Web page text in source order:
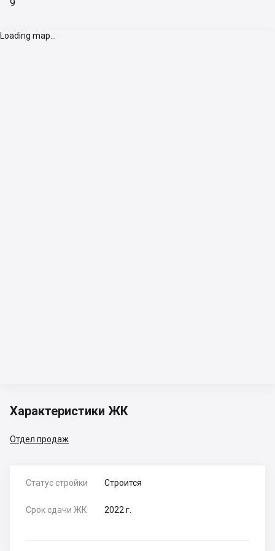
9
Loading map...
Характеристики ЖК
Отдел продаж
Статус стройки Строится
Срок сдачи ЖК 2022 г.